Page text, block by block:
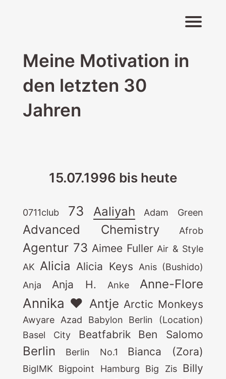
Meine Motivation in
den letzten 30
Jahren
15.07.1996 bis heute
0711club 73 Aaliyah Adam Green
Advanced Chemistry Afrob
Agentur 73 Aimee Fuller Air & Style
AK Alicia Alicia Keys
Anis (Bushido)
Anja
Anja H. Anke Anne-Flore
Annika ♥ Antje Arctic Monkeys
Awyare Azad
Babylon Berlin (Location)
Basel City
Beatfabrik Ben Salomo
Berlin Berlin No.1 Bianca (Zora)
BigIMK Bigpoint Hamburg Big Zis Billy